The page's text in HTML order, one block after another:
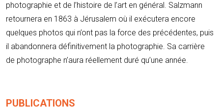
photographie et de l’histoire de l’art en général. Salzmann
retournera en 1863 à Jérusalem où il exécutera encore
quelques photos qui n’ont pas la force des précédentes, puis
il abandonnera définitivement la photographie. Sa carrière
de photographe n’aura réellement duré qu’une année.
PUBLICATIONS